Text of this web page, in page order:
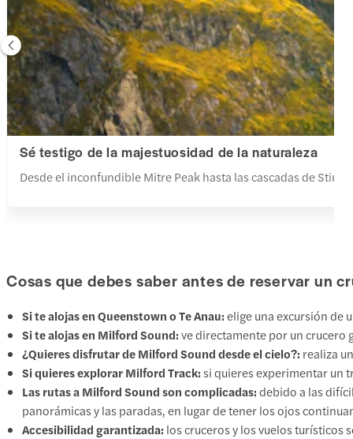
Sé testigo de la majestuosidad de la naturaleza
Desde el inconfundible Mitre Peak hasta las cascadas de
Cosas que debes saber antes de reservar un
Si te alojas en Queenstown o Te Anau:elige una excursión de
Si te alojas en Milford Sound:ve directamente por un crucero
¿Quieres disfrutar de Milford Sound desde el cielo?: realiza
Si quieres explorar Milford Track:si quieres experimentar un
Las rutas a Milford Sound son complicadas:debido a las
panorámicas y las paradas, en lugar de tener los ojos
Accesibilidad garantizada: los cruceros y los vuelos turísticos